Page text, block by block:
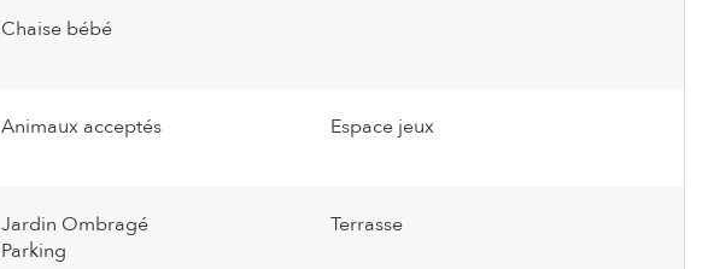
Chaise bébé
Animaux acceptés Espace jeux
Jardin Ombragé
Parking
Terrasse